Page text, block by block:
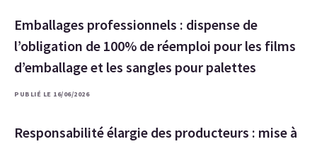
Emballages professionnels : dispense de
l’obligation de 100% de réemploi pour les films
d’emballage et les sangles pour palettes
PUBLIÉ LE 16/06/2026
Responsabilité élargie des producteurs : mise à